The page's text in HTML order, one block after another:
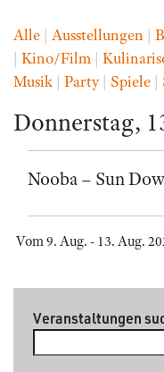
Alle | Ausstellungen |
| Kino/Film |
Musik | Party| Spiele |
Donnerstag,
Nooba – Sun
Vom 9. Aug. - 13. Aug.
Veranstaltungen